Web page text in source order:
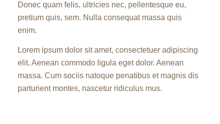
Donec quam felis, ultricies nec, pellentesque eu,
pretium quis, sem. Nulla consequat massa quis
enim.
Lorem ipsum dolor sit amet, consectetuer adipiscing
elit. Aenean commodo ligula eget dolor. Aenean
massa. Cum sociis natoque penatibus et magnis dis
parturient montes, nascetur ridiculus mus.